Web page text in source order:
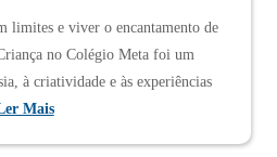
limites e viver o encantamento de
no Colégio Meta foi um
à criatividade e às experiências
Mais